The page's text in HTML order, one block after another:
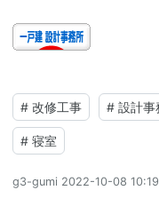
# 改修工事 # 設計事
# 寝室
g3-gumi 2022-10-08 10:19